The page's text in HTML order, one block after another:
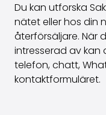
Du kan utforska
nätet eller hos din
återförsäljare. När
intresserad av kan
telefon, chatt,